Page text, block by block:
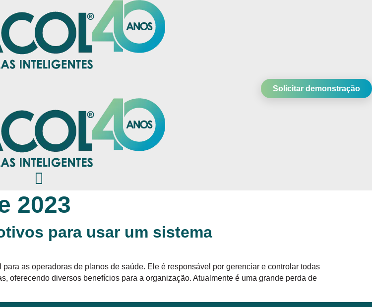
Solicitar demonstração
2023
para usar um sistema
as operadoras de planos de saúde. Ele é responsável por gerenciar e controlar todas
oferecendo diversos benefícios para a organização. Atualmente é uma grande perda de